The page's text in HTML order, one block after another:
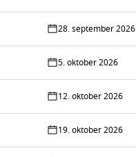
28. september 2026
5. oktober 2026
12. oktober 2026
19. oktober 2026